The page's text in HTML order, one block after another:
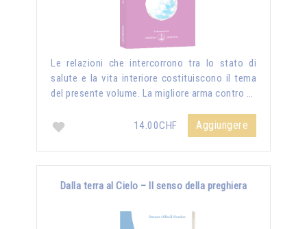
Le relazioni che intercorrono tra lo stato di
salute e la vita interiore costituiscono il tema
del presente volume. La migliore arma contro …
14.00CHF Aggiungere
Dalla terra al Cielo – Il senso della preghiera